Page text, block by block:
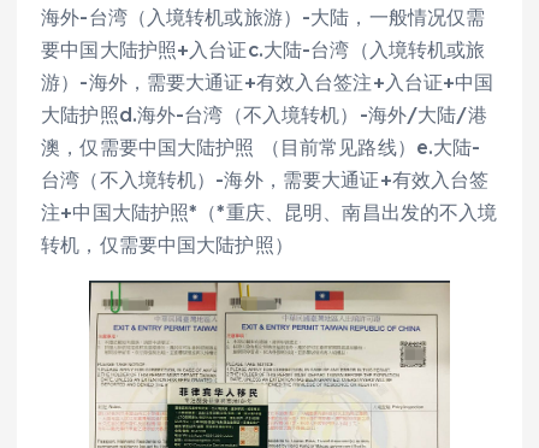
海外-台湾（入境转机或旅游）-大陆，一般情况仅需
要中国大陆护照+入台证c.大陆-台湾（入境转机或旅
游）-海外，需要大通证+有效入台签注+入台证+中国
大陆护照d.海外-台湾（不入境转机）-海外/大陆/港
澳，仅需要中国大陆护照 （目前常见路线）e.大陆-
台湾（不入境转机）-海外，需要大通证+有效入台签
注+中国大陆护照*（*重庆、昆明、南昌出发的不入境
转机，仅需要中国大陆护照）